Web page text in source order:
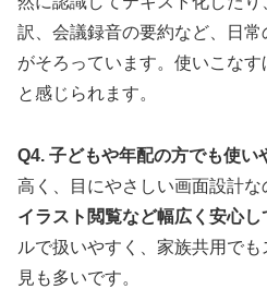
訳、会議録音の要約など、日
がそろっています。使いこな
と感じられます。
Q4. 子どもや年配の方でも使い
高く、目にやさしい画面設計な
イラスト閲覧など幅広く安心し
ルで扱いやすく、家族共用で
見も多いです。